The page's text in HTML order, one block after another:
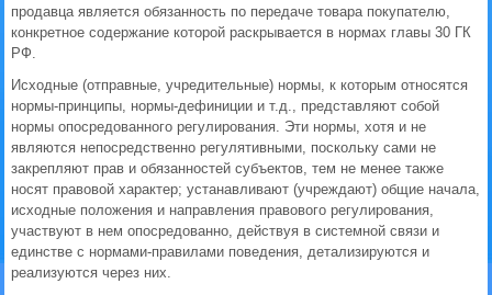
продавца является обязанность по передаче товара покупателю,
конкретное содержание которой раскрывается в нормах главы 30 ГК
РФ.
Исходные (отправные, учредительные) нормы, к которым относятся
нормы-принципы, нормы-дефиниции и т.д., представляют собой
нормы опосредованного регулирования. Эти нормы, хотя и не
являются непосредственно регулятивными, поскольку сами не
закрепляют прав и обязанностей субъектов, тем не менее также
носят правовой характер; устанавливают (учреждают) общие начала,
исходные положения и направления правового регулирования,
участвуют в нем опосредованно, действуя в системной связи и
единстве с нормами-правилами поведения, детализируются и
реализуются через них.